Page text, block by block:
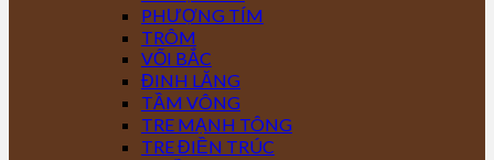
PHƯỢNG TÍM
TRÔM
VỐI BẮC
ĐINH LĂNG
TẦM VÔNG
TRE MẠNH TÔNG
TRE ĐIỀN TRÚC